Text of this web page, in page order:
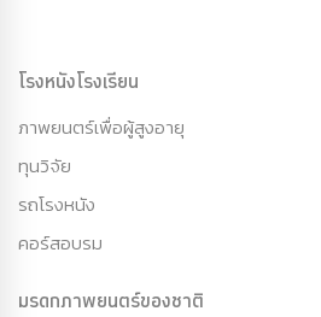
โรงหนังโรงเรียน
ภาพยนตร์เพื่อผู้สูงอายุ
ทุนวิจัย
รถโรงหนัง
คอร์สอบรม
มรดกภาพยนตร์ของชาติ